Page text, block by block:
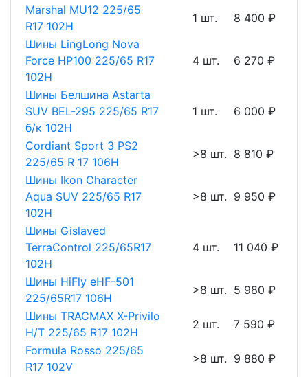
Marshal MU12 225/65
R17 102H
1 шт.
8 400 ₽
Шины LingLong Nova
Force HP100 225/65 R17
102H
4 шт. 6 270 ₽
Шины Белшина Astarta
SUV BEL-295 225/65 R17
б/к 102H
1 шт. 6 000 ₽
Cordiant Sport 3 PS2
225/65 R 17 106H
>8 шт. 8 810 ₽
Шины Ikon Character
Aqua SUV 225/65 R17
102H
>8 шт. 9 950 ₽
Шины Gislaved
TerraControl 225/65R17
102H
4 шт. 11 040 ₽
Шины HiFly eHF-501
225/65R17 106H
>8 шт. 5 980 ₽
Шины TRACMAX X-Privilo
H/T 225/65 R17 102H
2 шт.
7 590 ₽
Formula Rosso 225/65
R17 102V
>8 шт. 9 880 ₽